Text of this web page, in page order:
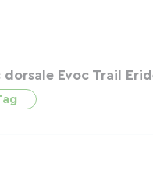
dorsale Evoc Trail